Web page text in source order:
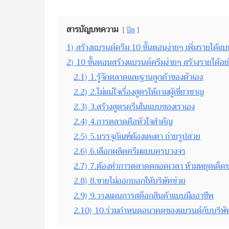
สารบัญบทความ ปิด
1) สร้างแบรนด์ครีม 10 ขั้นตอนง่ายๆ เพิ่มรายได้แ
2) 10 ขั้นตอนสร้างแบรนด์ครีมง่ายๆ สร้างรายได้อ
2.1) 1.รู้จักตลาดและฐานลูกค้าของตัวเอง
2.2) 2.ไม่แน่ใจเรื่องสูตรให้ถามผู้เชี่ยวชาญ
2.3) 3.สร้างสูตรครีมในแบบของเราเอง
2.4) 4.การตลาดคือหัวใจสำคัญ
2.5) 5.บรรจุภัณฑ์ต้องเตะตา ถ่ายรูปสวย
2.6) 6.เลือกผลิตครีมแบบครบวงจร
2.7) 7.ต้องทำการตลาดตลอดเวลา ห้ามหยุดเด็ด
2.8) 8.ขายไม่ออกบอกให้บริษัทช่วย
2.9) 9.วางแผนการสต็อกสินค้าแบบมืออาชีพ
2.10) 10.ร่วมกำหนดอนาคตของแบรนด์กับบริษั